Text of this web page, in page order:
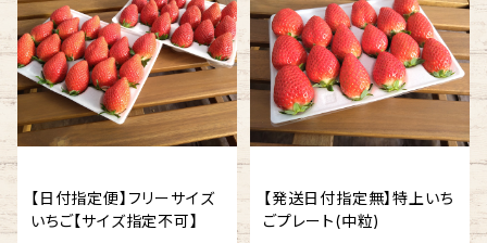
【日付指定便】フリーサイズ
いちご【サイズ指定不可】
【発送日付指定無】特上いち
ごプレート(中粒)